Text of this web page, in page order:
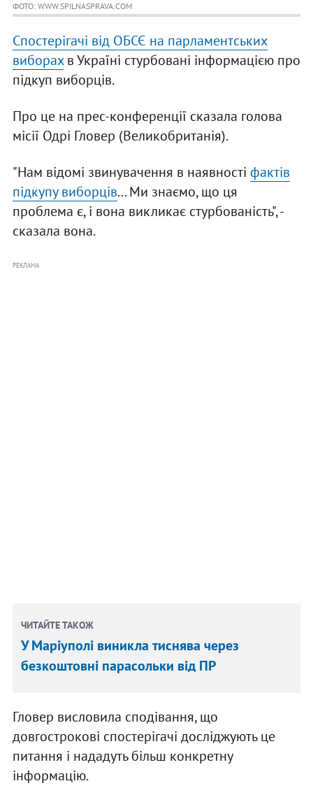
ФОТО: WWW.SPILNASPRAVA.COM
Спостерігачі від ОБСЄ на парламентських
виборахв Україні стурбовані інформацією про
підкуп виборців.
Про це на прес-конференції сказала голова
місії Одрі Гловер (Великобританія).
"Нам відомі звинувачення в наявності фактів
підкупу виборців... Ми знаємо, що ця
проблема є, і вона викликає стурбованість", -
сказала вона.
РЕКЛАМА
ЧИТАЙТЕ ТАКОЖ
У Маріуполі виникла тиснява через
безкоштовні парасольки від ПР
Гловер висловила сподівання, що
довгострокові спостерігачі досліджують це
питання і нададуть більш конкретну
інформацію.